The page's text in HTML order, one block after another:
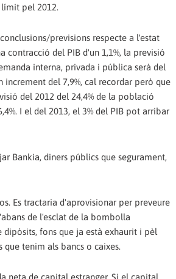
límit pel 2012.
previsions respecte a l'estat
contracció del PIB d'un 1,1%, la previsió
interna, privada i pública serà del
del 7,9%, cal recordar però que
del 2012 del 24,4% de la població
I el del 2013, el 3% del PIB pot arribar
Bankia, diners públics que segurament,
Es tractaria d'aprovisionar per preveure
de l'esclat de la bombolla
dipòsits, fons que ja està exhaurit i pèl
tenim als bancs o caixes.